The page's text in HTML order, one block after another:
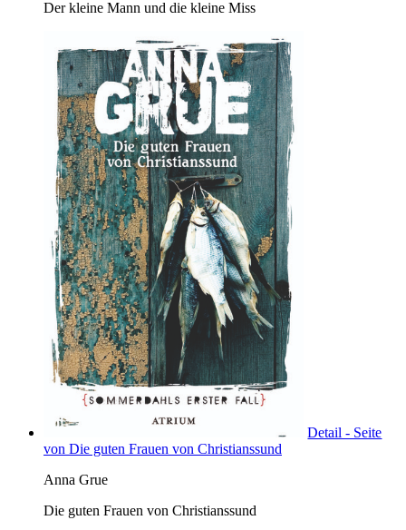
Der kleine Mann und die kleine Miss
Detail - Seite
von Die guten Frauen von Christianssund
Anna Grue
Die guten Frauen von Christianssund